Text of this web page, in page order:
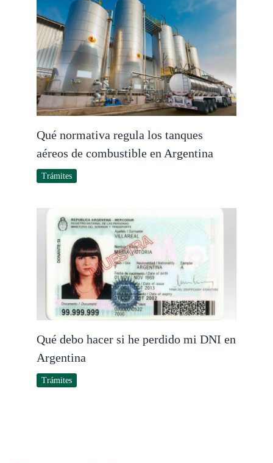
Qué normativa regula los tanques
aéreos de combustible en Argentina
Trámites
Qué debo hacer si he perdido mi DNI en
Argentina
Trámites